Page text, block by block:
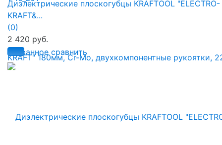
избранное сравнить
Диэлектрические плоскогубцы KRAFTOOL "ELECTRO-
KRAFT&...
(0)
2 420 руб.